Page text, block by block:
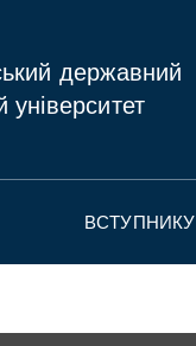
державний
ВСТУПНИКУ